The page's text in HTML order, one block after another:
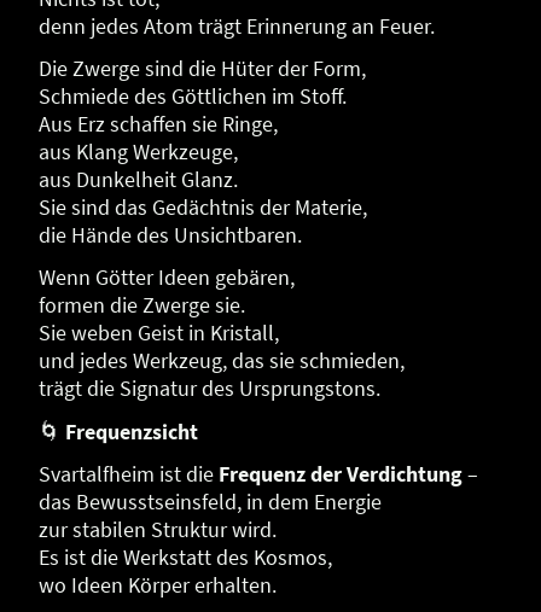
denn jedes Atom trägt Erinnerung an Feuer.
Die Zwerge sind die Hüter der Form,
Schmiede des Göttlichen im Stoff.
Aus Erz schaffen sie Ringe,
aus Klang Werkzeuge,
aus Dunkelheit Glanz.
Sie sind das Gedächtnis der Materie,
die Hände des Unsichtbaren.
Wenn Götter Ideen gebären,
formen die Zwerge sie.
Sie weben Geist in Kristall,
und jedes Werkzeug, das sie schmieden,
trägt die Signatur des Ursprungstons.
🌀 Frequenzsicht
Svartalfheim ist die Frequenz der Verdichtung–
das Bewusstseinsfeld, in dem Energie
zur stabilen Struktur wird.
Es ist die Werkstatt des Kosmos,
wo Ideen Körper erhalten.